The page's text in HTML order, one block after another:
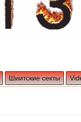
Шиитские секты